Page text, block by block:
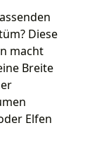
Diese
macht
Breite
Elfen